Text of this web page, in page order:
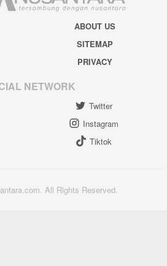
ABOUT US
SITEMAP
PRIVACY
NETWORK
Twitter
Instagram
Tiktok
All Rights Reserved.